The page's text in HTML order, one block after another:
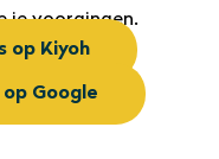
je voorgingen.
op Kiyoh
op Google